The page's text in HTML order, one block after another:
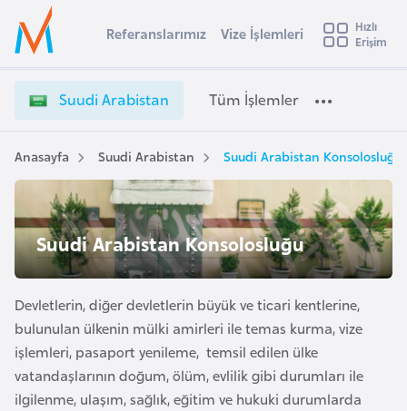
Ülke Seçimi
Başvuru yapmak istediğiniz ülkeyi seçin
Üye
Girişi
u
d
i
A
r
b
i
s
t
a
n
V
i
z
e
t
ş
i
Referanslarımız Vize İşlemleri
Hızlı
Erişim
Suudi Arabistan Tüm İşlemler
Anasayfa Suudi Arabistan Suudi Arabistan Konsolosluğu
Suudi Arabistan Konsolosluğu
Devletlerin, diğer devletlerin büyük ve ticari kentlerine,
bulunulan ülkenin mülki amirleri ile temas kurma, vize
işlemleri, pasaport yenileme, temsil edilen ülke
vatandaşlarının doğum, ölüm, evlilik gibi durumları ile
ilgilenme, ulaşım, sağlık, eğitim ve hukuki durumlarda
s
t
r
a
A
v
u
t
r
y